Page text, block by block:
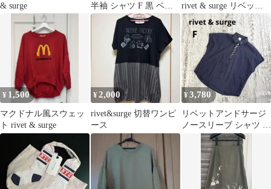
& surge
半袖 シャツ F 黒 ベー
カリー パン バックプリ
rivet & surge リベット
アンドサージ スウェッ
ト F ブラック キャンプ
デザイン レディース
KSKY26-1578
¥ 1,500
マクドナル風スウェッ
ト rivet & surge
¥2,000
rivet&surge 切替ワンピ
ース
¥3,780
リベットアンドサージ
ノースリーブ シャツ F
紺 襟刺繍 デザインボタ
ン 薄手